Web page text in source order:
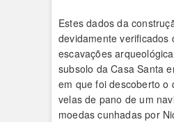
Estes dados da
devidamente verificados
escavações
subsolo da Casa Santa
em que foi descoberto o
velas de pano de um
moedas cunhadas por